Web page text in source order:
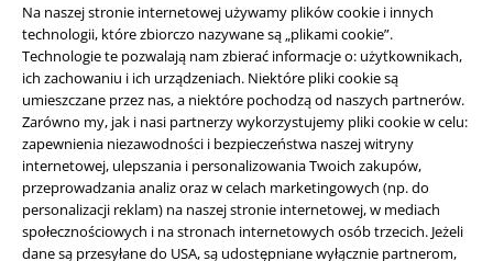
Na naszej stronie internetowej używamy plików cookie i innych
technologii, które zbiorczo nazywane są „plikami cookie”.
Technologie te pozwalają nam zbierać informacje o: użytkownikach,
ich zachowaniu i ich urządzeniach. Niektóre pliki cookie są
umieszczane przez nas, a niektóre pochodzą od naszych partnerów.
Zarówno my, jak i nasi partnerzy wykorzystujemy pliki cookie w celu:
zapewnienia niezawodności i bezpieczeństwa naszej witryny
internetowej, ulepszania i personalizowania Twoich zakupów,
przeprowadzania analiz oraz w celach marketingowych (np. do
personalizacji reklam) na naszej stronie internetowej, w mediach
społecznościowych i na stronach internetowych osób trzecich. Jeżeli
dane są przesyłane do USA, są udostępniane wyłącznie partnerom,
Vouchery EMP
Zniżka studencka
O EMP
Programy partnerskie
Zrównoważony rózwój